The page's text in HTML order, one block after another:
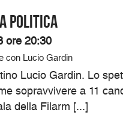
POLITICA
ore 20:30
con Lucio Gardin
Lucio Gardin. Lo
sopravvivere a 11
della Filarm [...]